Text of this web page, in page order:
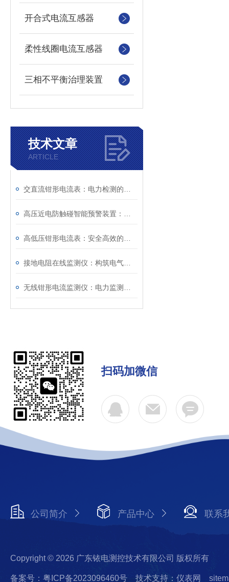
开合式电流互感器
柔性线圈电流互感器
三相不平衡治理装置
技术文章
ARTICLE
扫码加微信
公司简介 产品中心 联系
Copyright © 2026 广东铱电测控技术有限公司 版权所有
备案号：粤ICP备2023096460号 技术支持：仪表网